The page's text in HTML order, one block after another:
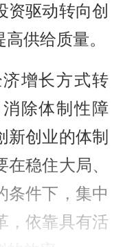
资驱动转向创
供给质量。
增长方式转
除体制性障
新创业的体制
稳住大局、
条件下，集中
，依靠具有活